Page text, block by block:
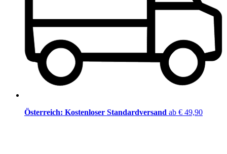
Österreich: Kostenloser Standardversand ab € 49,90